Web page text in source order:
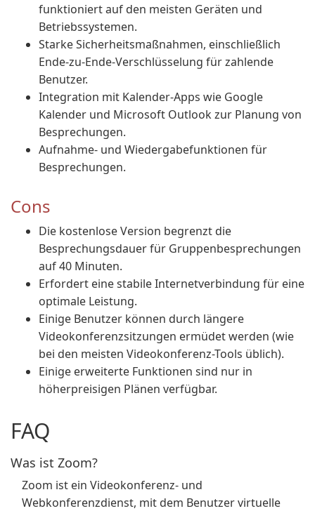
funktioniert auf den meisten Geräten und
Betriebssystemen.
Starke Sicherheitsmaßnahmen, einschließlich
Ende-zu-Ende-Verschlüsselung für zahlende
Benutzer.
Integration mit Kalender-Apps wie Google
Kalender und Microsoft Outlook zur Planung von
Besprechungen.
Aufnahme- und Wiedergabefunktionen für
Besprechungen.
Cons
Die kostenlose Version begrenzt die
Besprechungsdauer für Gruppenbesprechungen
auf 40 Minuten.
Erfordert eine stabile Internetverbindung für eine
optimale Leistung.
Einige Benutzer können durch längere
Videokonferenzsitzungen ermüdet werden (wie
bei den meisten Videokonferenz-Tools üblich).
Einige erweiterte Funktionen sind nur in
höherpreisigen Plänen verfügbar.
FAQ
Was ist Zoom?
Zoom ist ein Videokonferenz- und
Webkonferenzdienst, mit dem Benutzer virtuelle